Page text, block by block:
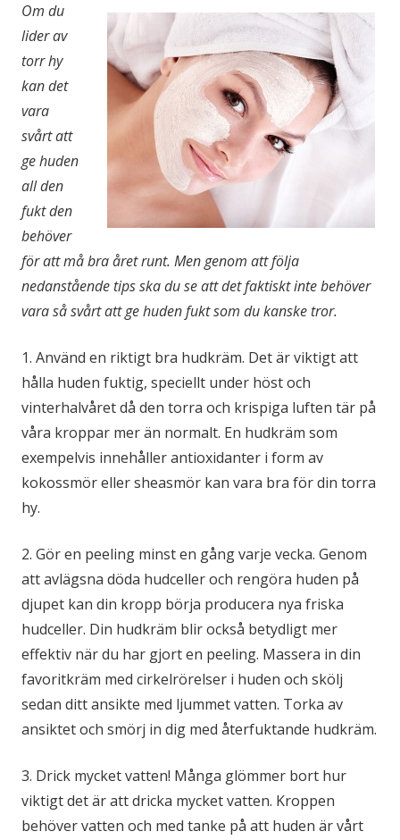
Om du
lider av
torr hy
kan det
vara
svårt att
ge huden
all den
fukt den
behöver
för att må bra året runt. Men genom att följa
nedanstående tips ska du se att det faktiskt inte behöver
vara så svårt att ge huden fukt som du kanske tror.
1. Använd en riktigt bra hudkräm. Det är viktigt att
hålla huden fuktig, speciellt under höst och
vinterhalvåret då den torra och krispiga luften tär på
våra kroppar mer än normalt. En hudkräm som
exempelvis innehåller antioxidanter i form av
kokossmör eller sheasmör kan vara bra för din torra
hy.
2. Gör en peeling minst en gång varje vecka. Genom
att avlägsna döda hudceller och rengöra huden på
djupet kan din kropp börja producera nya friska
hudceller. Din hudkräm blir också betydligt mer
effektiv när du har gjort en peeling. Massera in din
favoritkräm med cirkelrörelser i huden och skölj
sedan ditt ansikte med ljummet vatten. Torka av
ansiktet och smörj in dig med återfuktande hudkräm.
3. Drick mycket vatten! Många glömmer bort hur
viktigt det är att dricka mycket vatten. Kroppen
behöver vatten och med tanke på att huden är vårt